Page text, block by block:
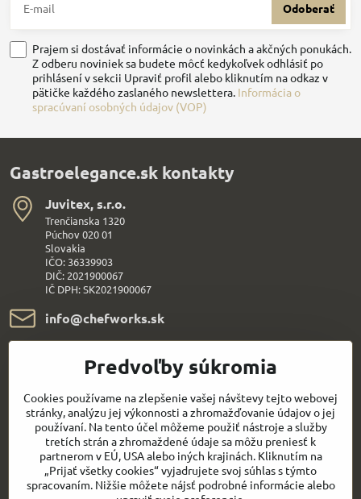
Odoberať
Prajem si dostávať informácie o novinkách a akčných ponukách.
Z odberu noviniek sa budete môcť kedykoľvek odhlásiť po
prihlásení v sekcii Upraviť profil alebo kliknutím na odkaz v
pätičke každého zaslaného newslettera. Informácia o
spracúvaní osobných údajov (VOP)
Gastroelegance.sk kontakty
Juvitex, s​.r​.o​.
Trenčianska 1320
Púchov 020 01
Slovakia
IČO: 36339903
DIČ: 2021900067
IČ DPH: SK2021900067
info​@chefworks​.sk
Všetko k nákupu
Sledujte naše novinky aj na sieťach:
Facebook Youtube
Predvoľby súkromia
Cookies používame na zlepšenie vašej návštevy tejto webovej
stránky, analýzu jej výkonnosti a zhromažďovanie údajov o jej
používaní. Na tento účel môžeme použiť nástroje a služby
tretích strán a zhromaždené údaje sa môžu preniesť k
partnerom v EÚ, USA alebo iných krajinách. Kliknutím na
„Prijať všetky cookies“ vyjadrujete svoj súhlas s týmto
spracovaním. Nižšie môžete nájsť podrobné informácie alebo